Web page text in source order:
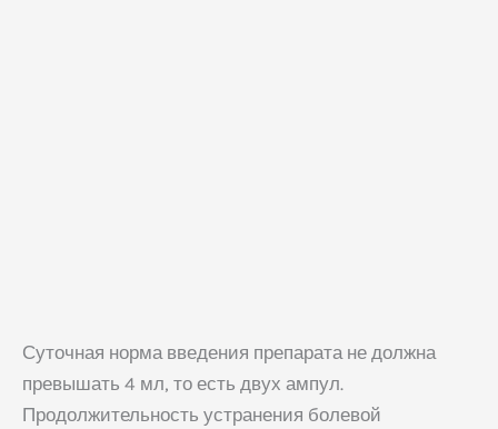
будущего»
Суточная норма введения препарата не должна
превышать 4 мл, то есть двух ампул.
Продолжительность устранения болевой